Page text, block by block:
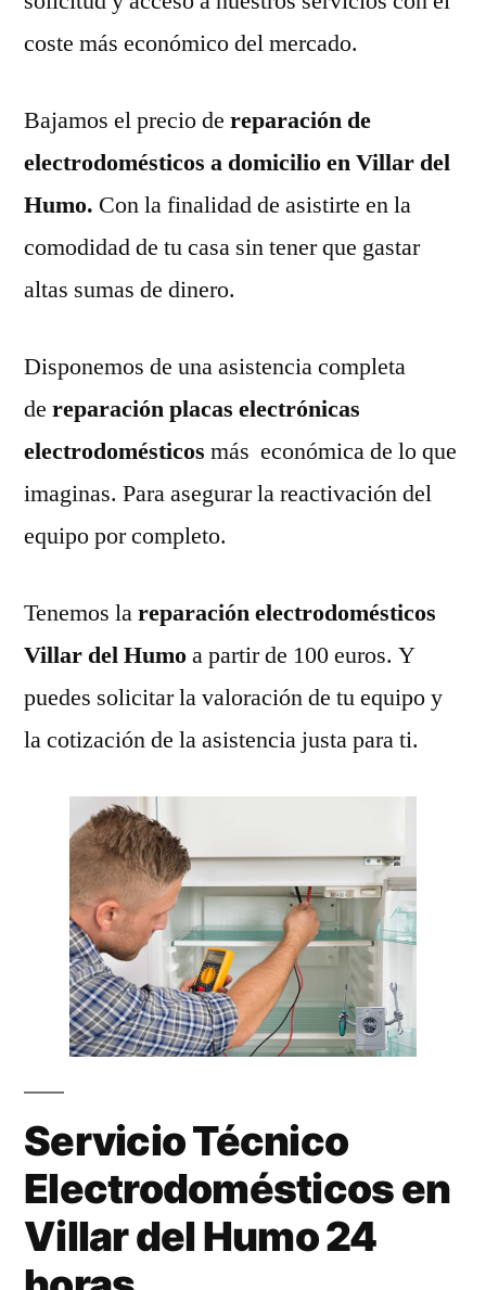
coste más económico del mercado.
Bajamos el precio de reparación de
electrodomésticos a domicilio en Villar del
Humo. Con la finalidad de asistirte en la
comodidad de tu casa sin tener que gastar
altas sumas de dinero.
Disponemos de una asistencia completa
de reparación placas electrónicas
electrodomésticos más económica de lo que
imaginas. Para asegurar la reactivación del
equipo por completo.
Tenemos lareparación electrodomésticos
Villar del Humoa partir de 100 euros. Y
puedes solicitar la valoración de tu equipo y
la cotización de la asistencia justa para ti.
Servicio Técnico
Electrodomésticos en
Villar del Humo 24